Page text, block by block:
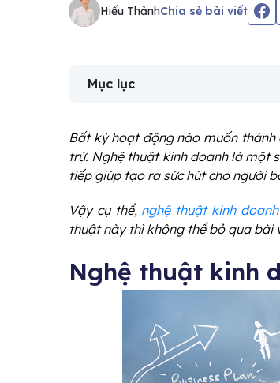
Hiếu ThảnhChia sẻ bài viết
Mục lục
Bất kỳ hoạt động nào muốn
trừ. Nghệ thuật kinh doanh là một
tiếp giúp tạo ra sức hút cho người
Vậy cụ thể, nghệ thuật kinh doanh
thuật này thì không thể bỏ qua bài
Nghệ thuật kinh